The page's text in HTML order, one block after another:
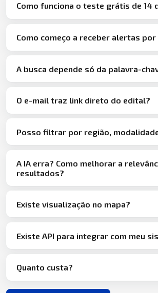
Como funciona o teste grátis de 14
Como começo a receber alertas por
A busca depende só da palavra-
O e-mail traz link direto do edital?
Posso filtrar por região,
A IA erra? Como melhorar a
resultados?
Existe visualização no mapa?
Existe API para integrar com meu
Quanto custa?